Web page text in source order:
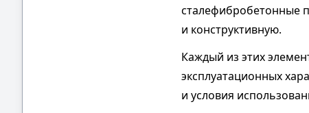
сталефибробетонные
и конструктивную.
Каждый из этих
эксплуатационных
и условия